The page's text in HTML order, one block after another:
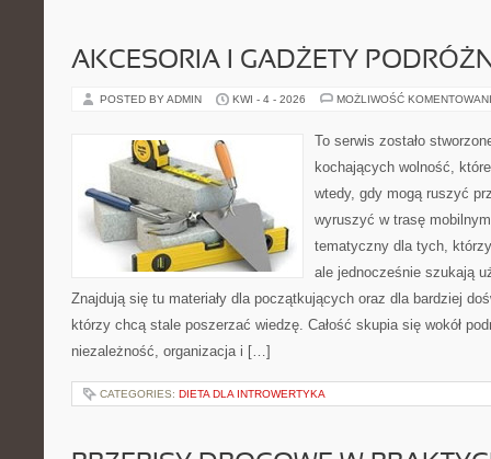
AKCESORIA I GADŻETY
POSTED BY ADMIN KWI - 4 - 2026 MOŻLIWOŚĆ
To serwis zostało
kochających wolność,
wtedy, gdy mogą ruszyć
wyruszyć w trasę
tematyczny dla tych,
ale jednocześnie szukają
Znajdują się tu materiały dla początkujących oraz dla bardziej
którzy chcą stale poszerzać wiedzę. Całość skupia się wokół
niezależność, organizacja i […]
CATEGORIES: DIETA DLA INTROWERTYKA